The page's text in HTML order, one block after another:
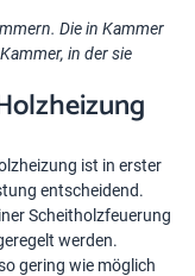
Die in Kammer
in der sie
ist in erster
entscheidend.
Scheitholzfeuerung
werden.
gering wie möglich